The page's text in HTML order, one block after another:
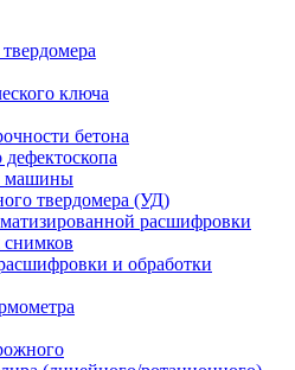
ключа
бетона
машины
твердомера (УД)
расшифровки
снимков
и обработки